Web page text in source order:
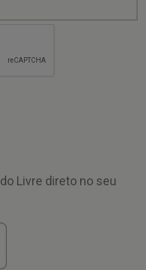
Livre direto no seu